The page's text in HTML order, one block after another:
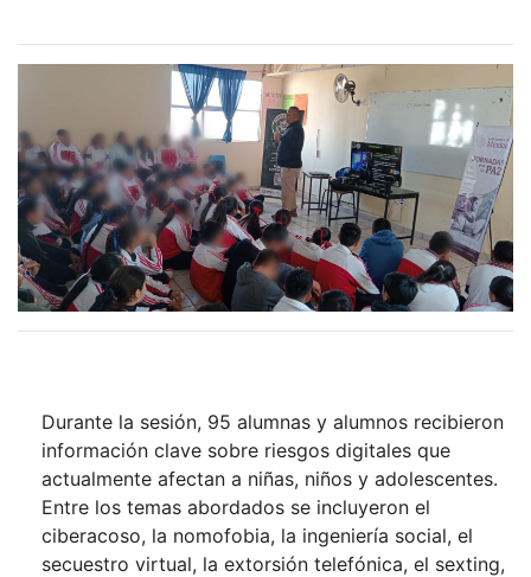
Durante la sesión, 95 alumnas y alumnos recibieron
información clave sobre riesgos digitales que
actualmente afectan a niñas, niños y adolescentes.
Entre los temas abordados se incluyeron el
ciberacoso, la nomofobia, la ingeniería social, el
secuestro virtual, la extorsión telefónica, el sexting,